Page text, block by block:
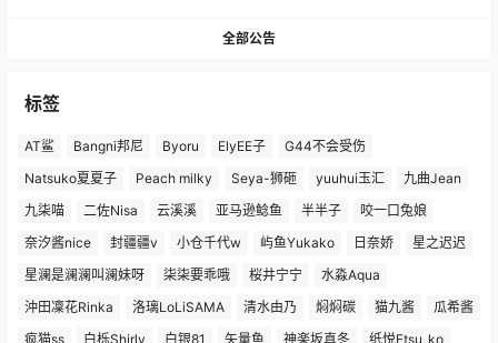
全部公告
标签
AT鲨 Bangni邦尼 Byoru ElyEE子
G44不会受伤
Natsuko夏夏子
Peach milky Seya-狮砸 yuuhui玉汇
九曲Jean
九柒喵
二佐Nisa 云溪溪 亚马逊鲶鱼 半半子
咬一口兔娘
奈汐酱nice
封疆疆v 小仓千代w 屿鱼Yukako 日奈娇
星之迟迟
星澜是澜澜叫澜妹呀
柒柒要乖哦 桜井宁宁
水淼Aqua
沖田凜花Rinka
洛璃LoLiSAMA 清水由乃 焖焖碳 猫九酱
瓜希酱
疯猫ss
白栎Shirly 白银81 矢量鱼 神楽坂真冬
纸悦Etsu_ko